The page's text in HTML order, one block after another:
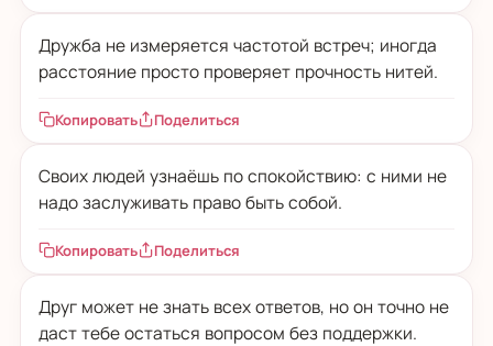
Дружба не измеряется частотой встреч; иногда
расстояние просто проверяет прочность нитей.
Копировать Поделиться
Своих людей узнаёшь по спокойствию: с ними не
надо заслуживать право быть собой.
Копировать Поделиться
Друг может не знать всех ответов, но он точно не
даст тебе остаться вопросом без поддержки.